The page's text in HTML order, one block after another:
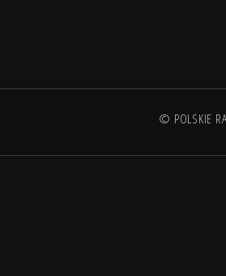
© POLSKIE